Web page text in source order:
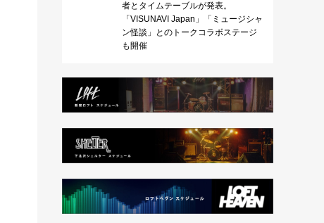
者とタイムテーブルが発表。
「VISUNAVI Japan」「ミュージシャ
ン怪談」とのトークコラボステージ
も開催